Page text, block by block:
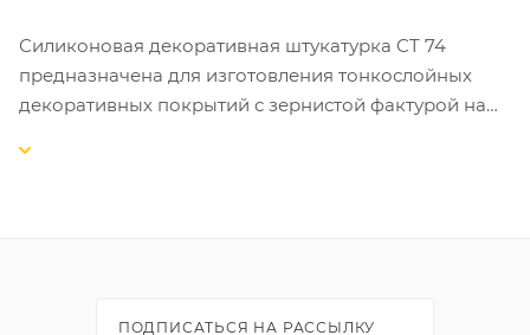
Силиконовая декоративная штукатурка CT 74
предназначена для изготовления тонкослойных
декоративных покрытий с зернистой фактурой на
ПОДПИСАТЬСЯ НА РАССЫЛКУ